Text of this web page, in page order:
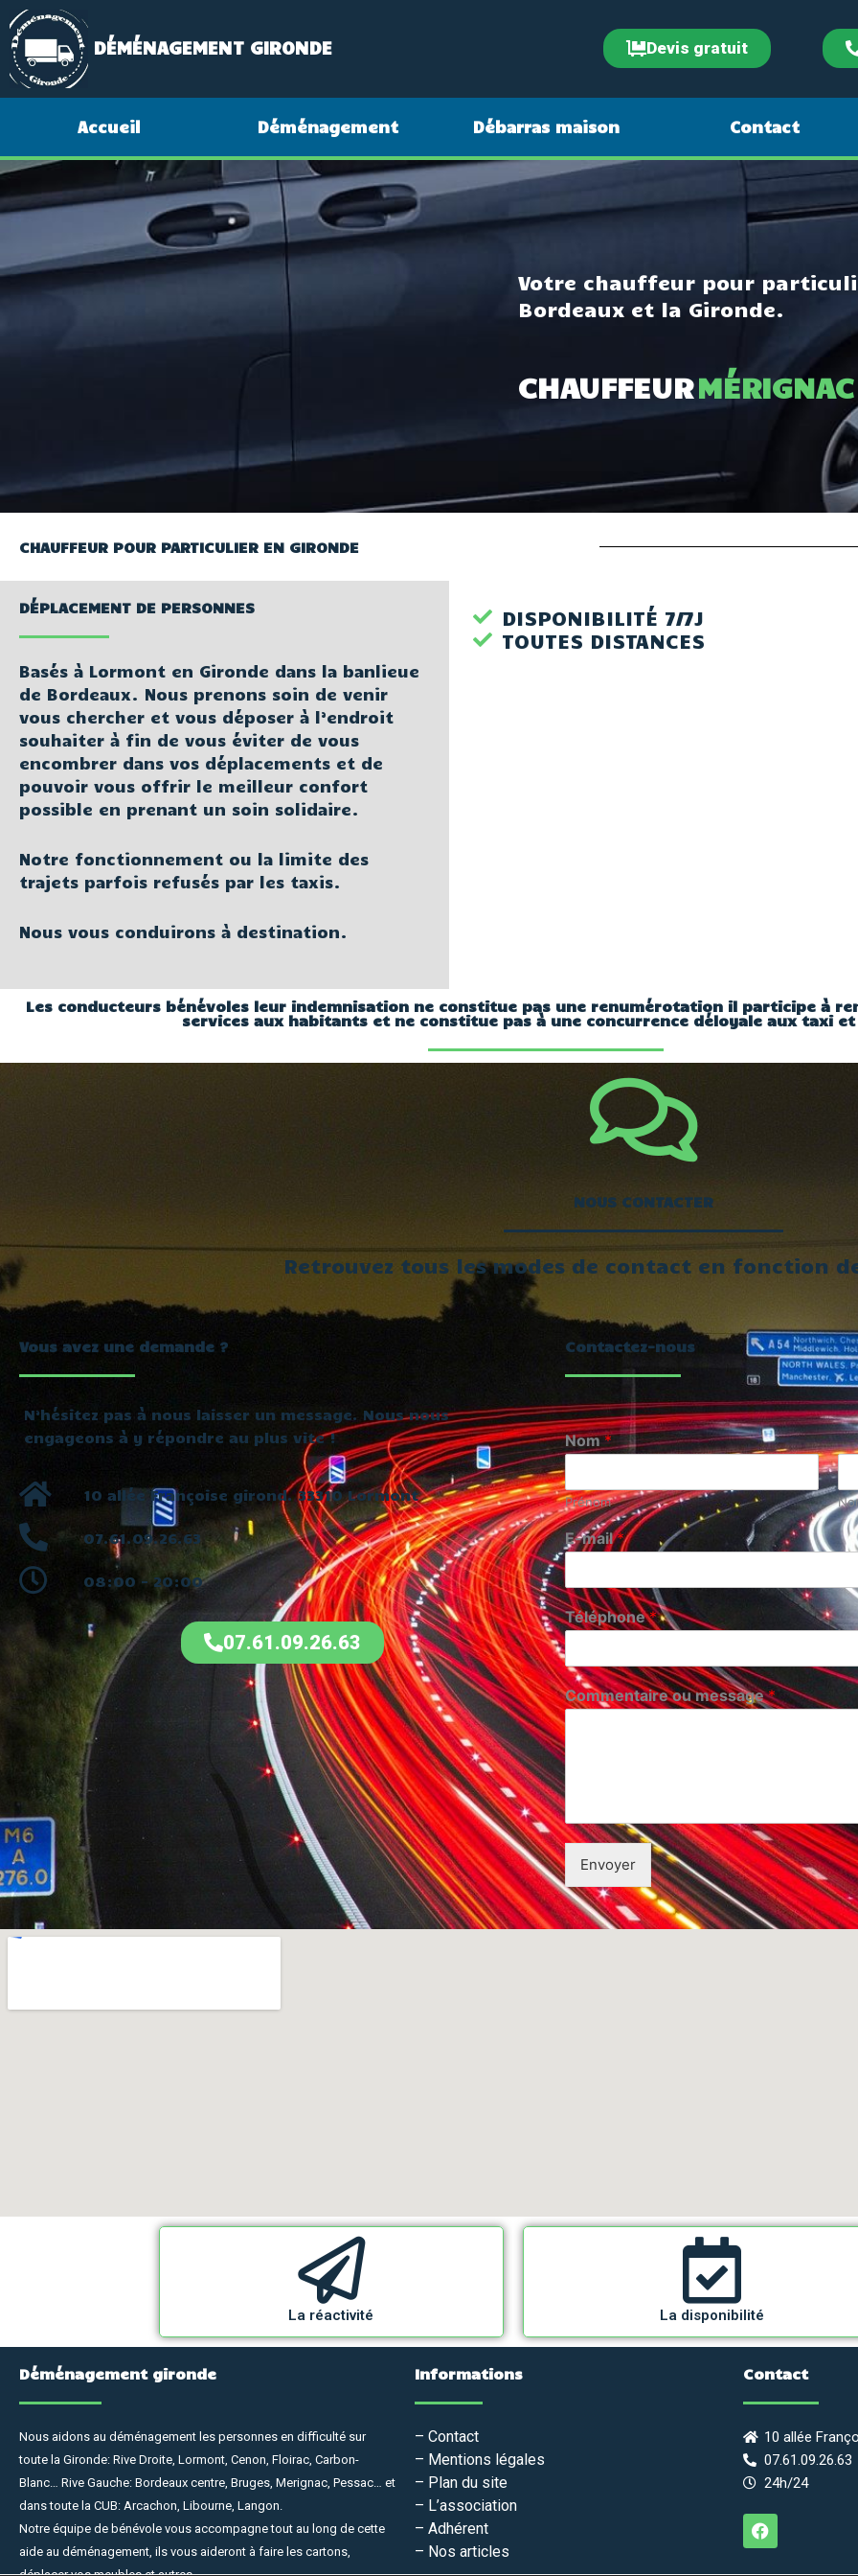
DÉMÉNAGEMENT GIRONDE Devis gratuit
Accueil Déménagement Débarras maison Contact
Votre chauffeur pour
Bordeaux et la Gironde.
CHAUFFEUR PESSAC
CHAUFFEUR POUR PARTICULIER EN GIRONDE
DÉPLACEMENT DE PERSONNES
Basés à Lormont en Gironde dans la banlieue
de Bordeaux. Nous prenons soin de venir
vous chercher et vous déposer à l’endroit
souhaiter à fin de vous éviter de vous
encombrer dans vos déplacements et de
pouvoir vous offrir le meilleur confort
possible en prenant un soin solidaire.
Notre fonctionnement ou la limite des
trajets parfois refusés par les taxis.
Nous vous conduirons à destination.
DISPONIBILITÉ 7/7J
TOUTES DISTANCES
Les conducteurs bénévoles leur indemnisation ne constitue pas une renumérotation il participe à
services aux habitants et ne constitue pas à une concurrence déloyale aux taxi
NOUS CONTACTER
Retrouvez tous les modes de contact en fonction
Vous avez une demande ?
N’hésitez pas à nous laisser un message. Nous nous
engageons à y répondre au plus vite !
10 allée Françoise girond. 33310 Lormont
07.61.09.26.63
08:00 - 20:00
07.61.09.26.63
Contactez-nous
Nom*
Prénom
E-mail*
Téléphone*
Commentaire ou message*
Envoyer
La réactivité La disponibilité
Déménagement gironde
Nous aidons au déménagement les personnes en difficulté sur
toute la Gironde: Rive Droite, Lormont, Cenon, Floirac, Carbon-
Blanc… Rive Gauche: Bordeaux centre, Bruges, Merignac, Pessac… et
dans toute la CUB: Arcachon, Libourne, Langon.
Notre équipe de bénévole vous accompagne tout au long de cette
aide au déménagement, ils vous aideront à faire les cartons,
Informations
– Contact
– Mentions légales
– Plan du site
– L’association
– Adhérent
– Nos articles
Contact
10 allée
07.61.09.26.63
24h/24
F
a
c